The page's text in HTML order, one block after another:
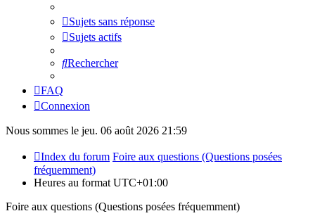
Sujets sans réponse
Sujets actifs
Rechercher
FAQ
Connexion
Nous sommes le jeu. 06 août 2026 21:59
Index du forum Foire aux questions (Questions posées
fréquemment)
Heures au format UTC+01:00
Foire aux questions (Questions posées fréquemment)